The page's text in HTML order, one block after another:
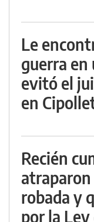
Le
guerra
evitó el
en
Recién
robada y
por la